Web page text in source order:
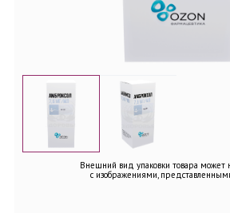
Внешний вид упаковки товара может
с изображениями,